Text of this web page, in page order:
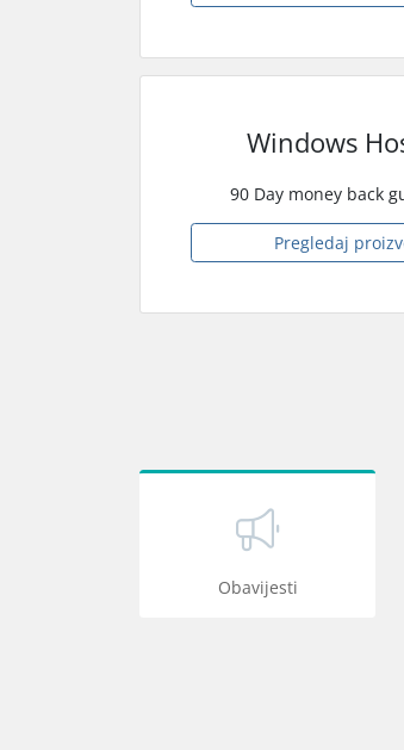
Windows
90 Day money back
Pregledaj
Obavijesti